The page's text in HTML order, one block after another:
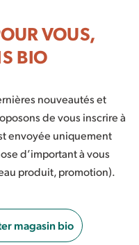
VOUS,
BIO
nouveautés et
de vous inscrire à
envoyée uniquement
d’important à vous
produit, promotion).
magasin bio